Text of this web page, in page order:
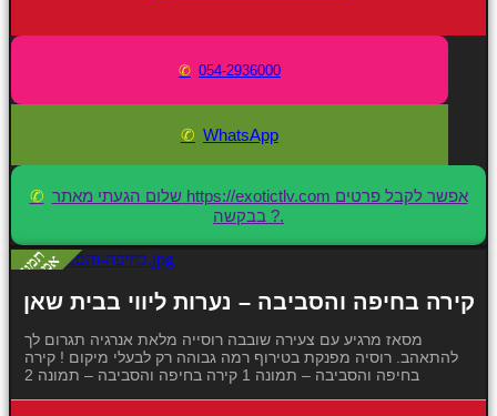
054-2936000
WhatsApp
שלום הגעתי מאתר https://exotictlv.com אפשר לקבל פרטים
בבקשה ?.
קירה בחיפה והסביבה – נערות ליווי בבית שאן
מסאז מרגיע עם צעירה שובבה רוסייה מלאת אנרגיה תגרום לך
להתאהב. רוסיה מפנקת בטירוף רמה גבוהה רק לבעלי מיקום ! קירה
בחיפה והסביבה – תמונה 1 קירה בחיפה והסביבה – תמונה 2